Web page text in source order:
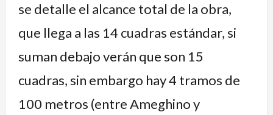
se detalle el alcance total de la obra,
que llega a las 14 cuadras estándar, si
suman debajo verán que son 15
cuadras, sin embargo hay 4 tramos de
100 metros (entre Ameghino y